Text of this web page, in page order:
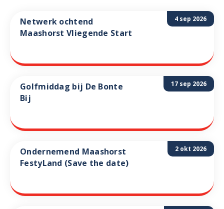
4 sep 2026
Netwerk ochtend
Maashorst Vliegende Start
17 sep 2026
Golfmiddag bij De Bonte
Bij
2 okt 2026
Ondernemend Maashorst
FestyLand (Save the date)